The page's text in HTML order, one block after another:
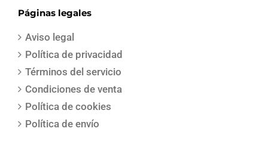
Páginas legales
Aviso legal
Política de privacidad
Términos del servicio
Condiciones de venta
Política de cookies
Política de envío